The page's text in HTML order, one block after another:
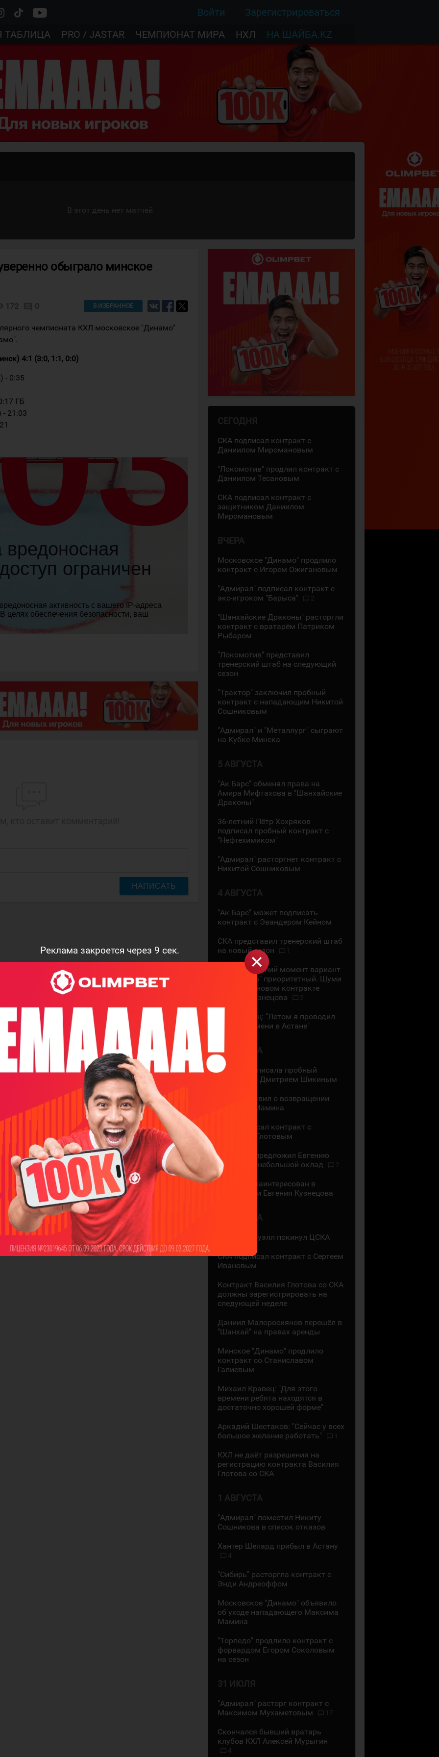
Реклама закроется через 8 сек.
Войти
Зарегистрироваться
ТАБЛИЦА PRO / JASTAR ЧЕМПИОНАТ МИРА НХЛ НА ШАЙБА.KZ
В этот день нет матчей
обыграло минское
172 0 В ИЗБРАННОЕ
чемпионата КХЛ московское "Динамо"
4:1 (3:0, 1:1, 0:0)
- 0:35
ГБ
- 21:03
НАПИСАТЬ
СЕГОДНЯ
СКА подписал контракт с
Даниилом Миромановым
"Локомотив" продлил контракт с
Даниилом Тесановым
СКА подписал контракт с
защитником Даниилом
Миромановым
ВЧЕРА
Московское "Динамо" продлило
контракт с Игорем Ожигановым
"Адмирал" подписал контракт с
экс-игроком "Барыса"
"Шанхайские Драконы" расторгли
контракт с вратарём Патриком
Рыбаром
"Локомотив" представил
тренерский штаб на следующий
сезон
"Трактор" заключил пробный
контракт с нападающим Никитой
Сошниковым
"Адмирал" и "Металлург" сыграют
на Кубке Минска
5 АВГУСТА
"Ак Барс" обменял права на
Амира Мифтахова в "Шанхайские
Драконы"
36-летний Пётр Хохряков
подписал пробный контракт с
"Нефтехимиком"
"Адмирал" расторгнет контракт с
Никитой Сошниковым
4 АВГУСТА
"Ак Барс" может подписать
контракт с Эвандером Кейном
СКА представил тренерский штаб
на новый сезон
На сегодняшний момент вариант
с "Сибирью" приоритетный. Шуми
Бабаев - о новом контракте
Евгения Кузнецова
Даррен Диц: "Летом я проводил
много времени в Астане"
3 АВГУСТА
"Лада" подписала пробный
контракт с Дмитрием Шикиным
ЦСКА объявил о возвращении
Максима Мамина
СКА подписал контракт с
Василием Глотовым
"Трактор" предложил Евгению
Кузнецову небольшой оклад
"Трактор" заинтересован в
подписании Евгения Кузнецова
2 АВГУСТА
Мак Холлоуэлл покинул ЦСКА
СКА подписал контракт с Сергеем
Ивановым
Контракт Василия Глотова со СКА
должны зарегистрировать на
следующей неделе
Даниил Малоросиянов перешёл в
"Шанхай" на правах аренды
Минское "Динамо" продлило
контракт со Станиславом
Галиевым
Михаил Кравец: "Для этого
времени ребята находятся в
достаточно хорошей форме"
Аркадий Шестаков: "Сейчас у всех
большое желание работать"
КХЛ не даёт разрешения на
регистрацию контракта Василия
Глотова со СКА
1 АВГУСТА
"Адмирал" поместил Никиту
Сошникова в список отказов
Хантер Шепард прибыл в Астану
4
"Сибирь" расторгла контракт с
Энди Андреоффом
Московское "Динамо" объявило
об уходе нападающего Максима
Мамина
"Торпедо" продлило контракт с
форвардом Егором Соколовым
на сезон
31 ИЮЛЯ
"Адмирал" расторг контракт с
Максимом Мухаметовым
17
Скончался бывший вратарь
клубов КХЛ Алексей Мурыгин
4